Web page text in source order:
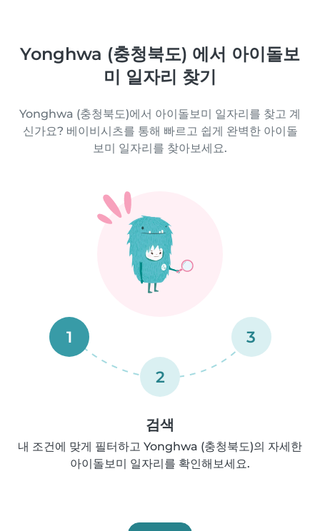
Yonghwa (충청북도) 에서 아이돌보
미 일자리 찾기
Yonghwa (충청북도)에서 아이돌보미 일자리를 찾고 계
신가요? 베이비시츠를 통해 빠르고 쉽게 완벽한 아이돌
보미 일자리를 찾아보세요.
1
2
3
검색
내 조건에 맞게 필터하고 Yonghwa (충청북도)의 자세한
아이돌보미 일자리를 확인해보세요.